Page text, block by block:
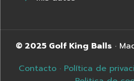
© 2025 Golf King Balls ·
Contacto · Política de